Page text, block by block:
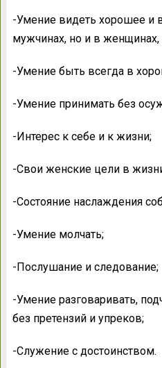
-Умение видеть хорошее и
мужчинах, но и в женщинах,
-Умение быть всегда в
-Умение принимать без
-Интерес к себе и к жизни;
-Свои женские цели в
-Состояние наслаждения
-Умение молчать;
-Послушание и следование;
-Умение разговаривать,
без претензий и упреков;
-Служение с достоинством.